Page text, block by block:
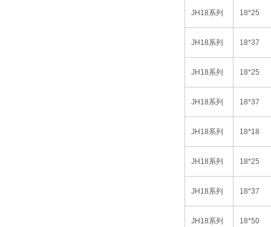
JH18系列 18*25
JH18系列 18*37
JH18系列 18*25
JH18系列 18*37
JH18系列 18*18
JH18系列 18*25
JH18系列 18*37
JH18系列 18*50